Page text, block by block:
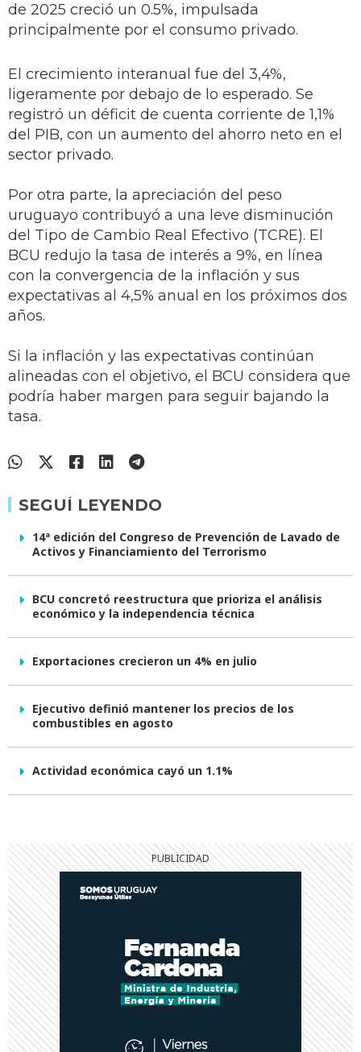
de 2025 creció un 0.5%, impulsada
principalmente por el consumo privado.
El crecimiento interanual fue del 3,4%,
ligeramente por debajo de lo esperado. Se
registró un déficit de cuenta corriente de 1,1%
del PIB, con un aumento del ahorro neto en el
sector privado.
Por otra parte, la apreciación del peso
uruguayo contribuyó a una leve disminución
del Tipo de Cambio Real Efectivo (TCRE). El
BCU redujo la tasa de interés a 9%, en línea
con la convergencia de la inflación y sus
expectativas al 4,5% anual en los próximos dos
años.
Si la inflación y las expectativas continúan
alineadas con el objetivo, el BCU considera que
podría haber margen para seguir bajando la
tasa.
SEGUÍ LEYENDO
14ª edición del Congreso de Prevención de Lavado de
Activos y Financiamiento del Terrorismo
BCU concretó reestructura que prioriza el análisis
económico y la independencia técnica
Exportaciones crecieron un 4% en julio
Ejecutivo definió mantener los precios de los
combustibles en agosto
Actividad económica cayó un 1.1%